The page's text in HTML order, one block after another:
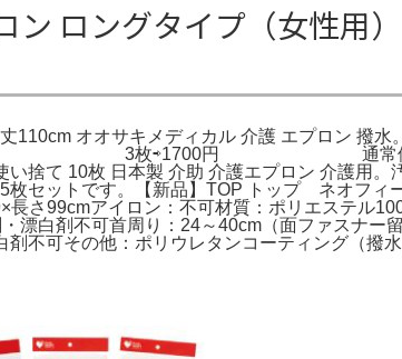
ロングタイプ（女性用
オオサキメディカル 介護 エプロン 撥水
（おまけ付） 3枚⇨1700円 通常価
捨て 10枚 日本製 介助 介護エプロン 介護用。
枚セットです。【新品】TOP トップ ネオフ
さ99cmアイロン：不可材質：ポリエステル
漂白剤不可首周り：24～40cm（面ファスナー
不可その他：ポリウレタンコーティング（撥水